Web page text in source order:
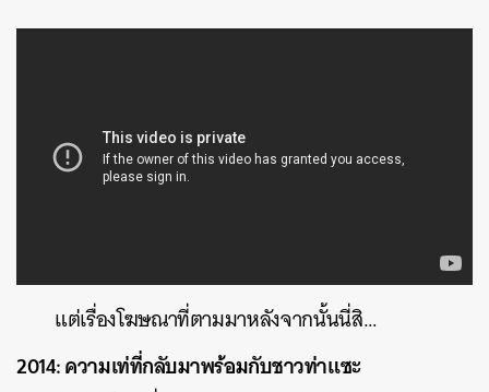
แต่เรื่องโฆษณาที่ตามมาหลังจากนั้นนี่สิ…
2014: ความเท่ที่กลับมาพร้อมกับชาวท่าแซะ